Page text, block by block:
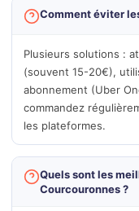
Comment éviter
Plusieurs solutions :
(souvent 15-20€),
abonnement (Uber
commandez
les plateformes.
Quels sont les
Courcouronnes ?